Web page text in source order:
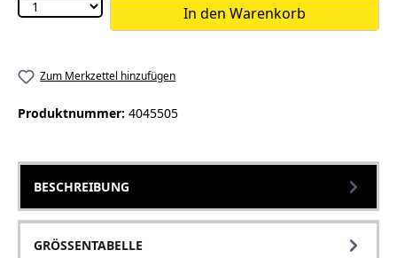
In den Warenkorb
Zum Merkzettel hinzufügen
Produktnummer: 4045505
BESCHREIBUNG
GRÖSSENTABELLE